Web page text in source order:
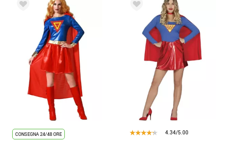
CONSEGNA 24/48 ORE 4.34/5.00